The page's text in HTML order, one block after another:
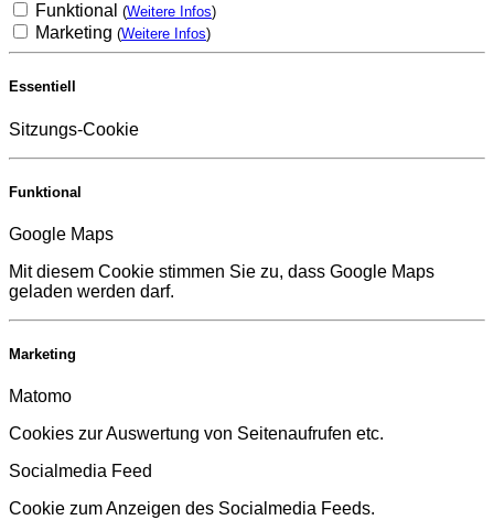
Funktional (Weitere Infos)
Marketing (Weitere Infos)
Essentiell
Sitzungs-Cookie
Funktional
Google Maps
Mit diesem Cookie stimmen Sie zu, dass Google Maps
geladen werden darf.
Marketing
Matomo
Cookies zur Auswertung von Seitenaufrufen etc.
Socialmedia Feed
Cookie zum Anzeigen des Socialmedia Feeds.